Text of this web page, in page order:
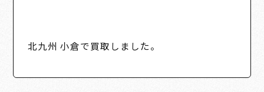
北九州 小倉で買取しました。